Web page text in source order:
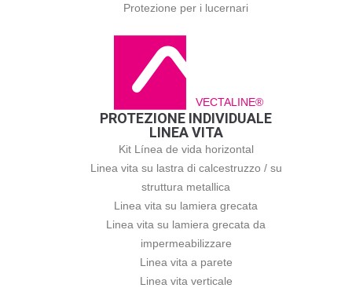
Protezione per i lucernari
VECTALINE®
PROTEZIONE INDIVIDUALE
LINEA VITA
Kit Línea de vida horizontal
Linea vita su lastra di calcestruzzo / su
struttura metallica
Linea vita su lamiera grecata
Linea vita su lamiera grecata da
impermeabilizzare
Linea vita a parete
Linea vita verticale